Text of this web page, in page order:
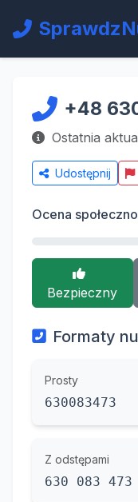
+48
Ostatnia
Udostępnij
Ocena
Bezpieczny
Formaty
Prosty
630083473
Z odstępami
630 083 473